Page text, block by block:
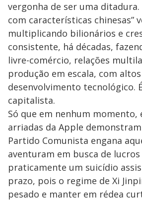
vergonha de ser uma ditadura.
com características chinesas”
multiplicando bilionários e
consistente, há décadas,
livre-comércio, relações
produção em escala, com
desenvolvimento tecnológico.
capitalista.
Só que em nenhum momento,
arriadas da Apple
Partido Comunista engana
aventuram em busca de lucros
praticamente um suicídio
prazo, pois o regime de Xi
pesado e manter em rédea